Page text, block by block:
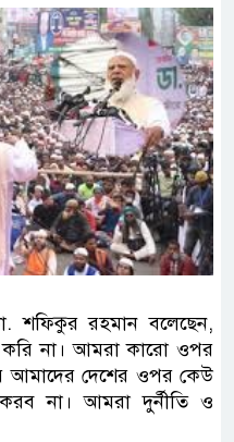
শফিকুর রহমান বলেছেন,
না। আমরা কারো ওপর
আমাদের দেশের ওপর কেউ
না। আমরা দুর্নীতি ও